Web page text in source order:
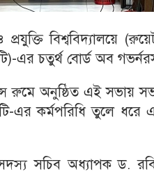
বিশ্ববিদ্যালয়ে
এর চতুর্থ বোর্ড অব
রুমে অনুষ্ঠিত এই সভায়
কর্মপরিধি তুলে ধরে
সচিব অধ্যাপক ড.